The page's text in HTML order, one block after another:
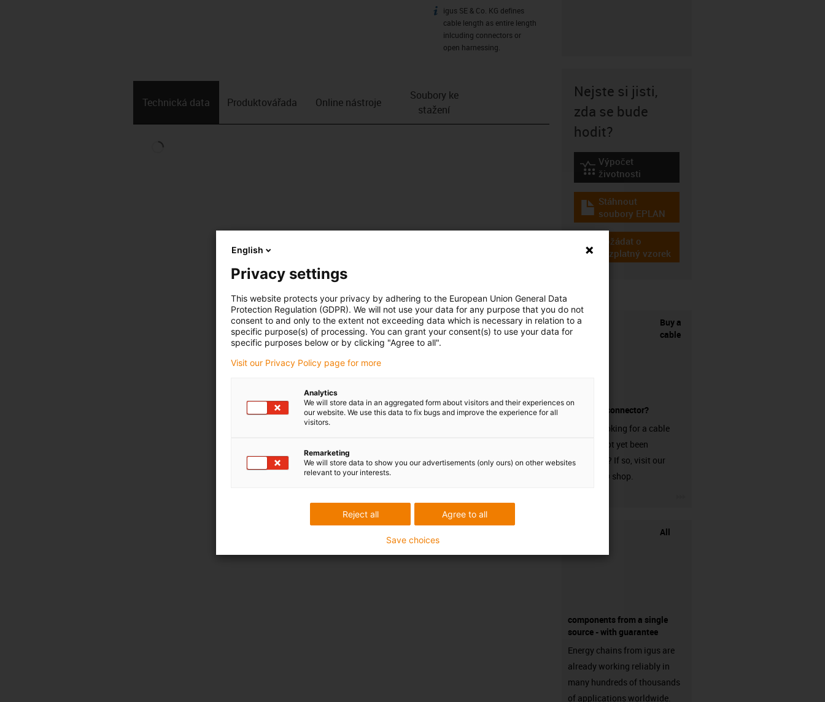
igus-icon-info
igus SE & Co. KG defines
cable length as entire length
inlcuding connectors or
open harnessing.
Technická data Produktová­řada Online nástroje
Soubory ke
stažení
Nejste si jisti,
zda se bude
hodit?
igus-icon-lebensdauerrechner
Výpočet
životnosti
igus-icon-download-plan
Stáhnout
soubory EPLAN
igus-icon-gratismuster
Požádat o
bezplatný vzorek
Buy a
cable
without a connector?
Are you looking for a cable
that has not yet been
harnessed? If so, visit our
chainflex® shop.
All
components from a single
source - with guarantee
Energy chains from igus are
already working reliably in
many hundreds of thousands
of applications worldwide.
English
Privacy settings
This website protects your privacy by adhering to the European Union General Data
Protection Regulation (GDPR). We will not use your data for any purpose that you do not
consent to and only to the extent not exceeding data which is necessary in relation to a
specific purpose(s) of processing. You can grant your consent(s) to use your data for
specific purposes below or by clicking "Agree to all".
Visit our Privacy Policy page for more
Analytics
We will store data in an aggregated form about visitors and their experiences on
our website. We use this data to fix bugs and improve the experience for all
visitors.
Remarketing
We will store data to show you our advertisements (only ours) on other websites
relevant to your interests.
Agree to all
Reject all
Save choices